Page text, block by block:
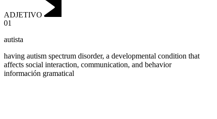
ADJETIVO
01
autista
having autism spectrum disorder, a developmental condition that
affects social interaction, communication, and behavior
información gramatical